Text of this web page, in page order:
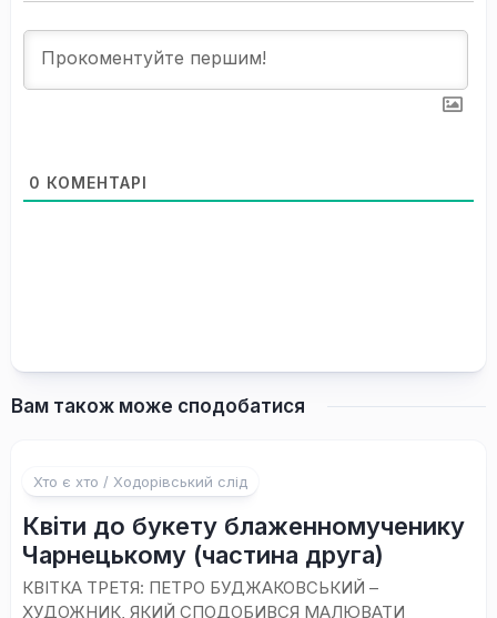
0 КОМЕНТАРІ
Вам також може сподобатися
Хто є хто / Ходорівський слід
Квіти до букету блаженномученику
Чарнецькому (частина друга)
КВІТКА ТРЕТЯ: ПЕТРО БУДЖАКОВСЬКИЙ –
ХУДОЖНИК, ЯКИЙ СПОДОБИВСЯ МАЛЮВАТИ